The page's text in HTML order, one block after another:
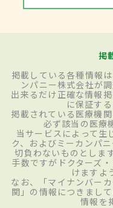
掲
掲載している各種情報
ンパニー株式会社が
出来るだけ正確な情報
に保証す
掲載されている医療機
必ず該当の医療
当サービスによって生
ク、およびミーカンパ
切負わないものとしま
手数ですがドクターズ
けますよ
なお、「マイナンバー
関」の情報につきまし
情報を